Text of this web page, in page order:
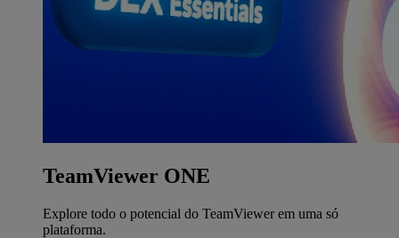
TeamViewer ONE
Explore todo o potencial do TeamViewer em uma só
plataforma.